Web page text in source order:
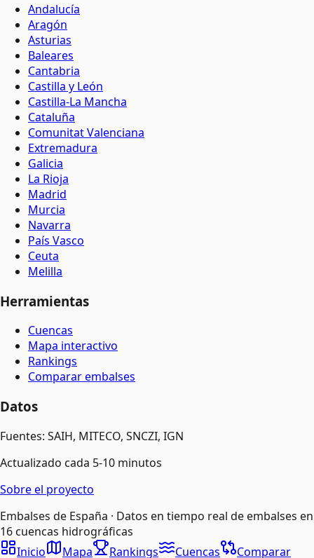
Andalucía
Aragón
Asturias
Baleares
Cantabria
Castilla y León
Castilla-La Mancha
Cataluña
Comunitat Valenciana
Extremadura
Galicia
La Rioja
Madrid
Murcia
Navarra
País Vasco
Ceuta
Melilla
Herramientas
Cuencas
Mapa interactivo
Rankings
Comparar embalses
Datos
Fuentes: SAIH, MITECO, SNCZI, IGN
Actualizado cada 5-10 minutos
Sobre el proyecto
Embalses de España · Datos en tiempo real de embalses en
16 cuencas hidrográficas
Inicio
Mapa Rankings Cuencas Comparar